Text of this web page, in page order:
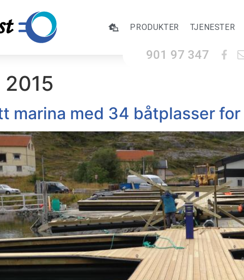
PRODUKTER TJENESTER
901 97 347
2015
marina med 34 båtplasser